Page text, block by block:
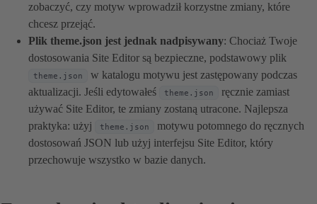
zobaczyć, czy motyw wprowadził korzystne zmiany, które
chcesz przejąć.
Plik theme.json jest jednak nadpisywany: Chociaż Twoje
dostosowania Site Editor są bezpieczne, podstawowy plik
theme.json
w katalogu motywu jest zastępowany podczas
aktualizacji. Jeśli edytowałeś
theme.json
ręcznie zamiast
używać Site Editor, te zmiany zostaną utracone. Najlepsza
praktyka: użyj
theme.json
motywu potomnego do ręcznych
dostosowań JSON lub użyj interfejsu Site Editor, który
przechowuje wszystko w bazie danych.